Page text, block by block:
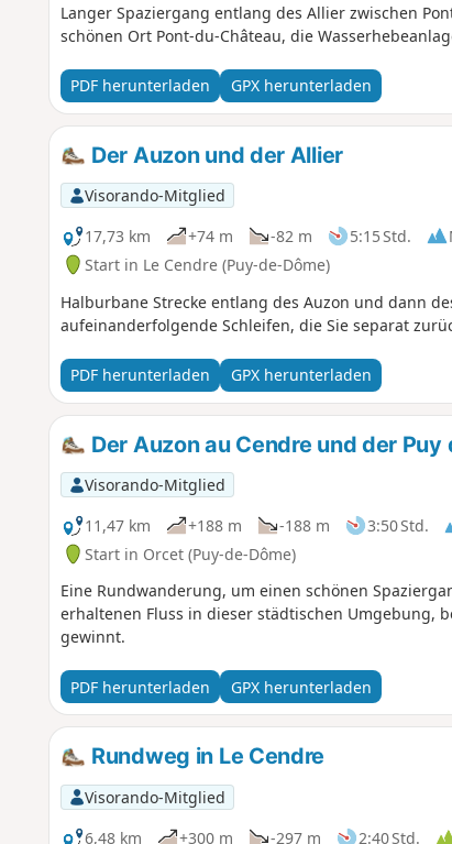
Langer Spaziergang entlang des Allier zwischen
schönen Ort Pont-du-Château, die
PDF herunterladen GPX herunterladen
Der Auzon und der Allier
Visorando-Mitglied
17,73 km
+74 m -82 m 5:15 Std.
Start in Le Cendre (Puy-de-Dôme)
Halburbane Strecke entlang des Auzon und dann
aufeinanderfolgende Schleifen, die Sie separat
PDF herunterladen GPX herunterladen
Der Auzon au Cendre und der Puy
Visorando-Mitglied
11,47 km
+188 m -188 m 3:50 Std.
Start in Orcet (Puy-de-Dôme)
Eine Rundwanderung, um einen schönen
erhaltenen Fluss in dieser städtischen Umgebung,
gewinnt.
PDF herunterladen GPX herunterladen
Rundweg in Le Cendre
Visorando-Mitglied
6,48 km
+300 m -297 m 2:40 Std.